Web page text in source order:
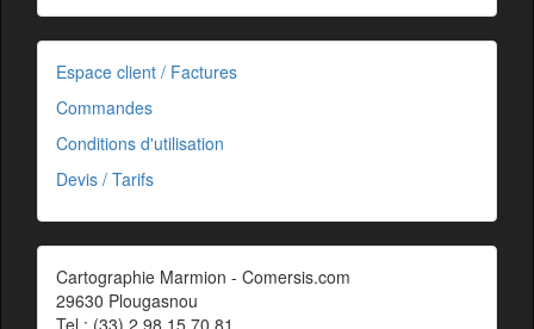
Espace client / Factures
Commandes
Conditions d'utilisation
Devis / Tarifs
Cartographie Marmion - Comersis.com
29630 Plougasnou
Tel.: (33).2 98 15 70 81